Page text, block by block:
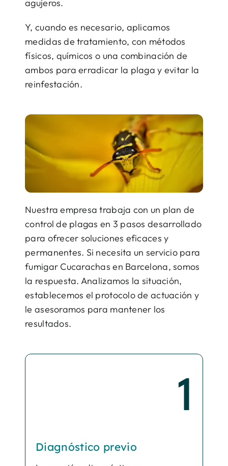
agujeros.
Y, cuando es necesario, aplicamos
medidas de tratamiento, con métodos
físicos, químicos o una combinación de
ambos para erradicar la plaga y evitar la
reinfestación.
Nuestra empresa trabaja con un plan de
control de plagas en 3 pasos desarrollado
para ofrecer soluciones eficaces y
permanentes. Si necesita un servicio para
fumigar Cucarachas en Barcelona, somos
la respuesta. Analizamos la situación,
establecemos el protocolo de actuación y
le asesoramos para mantener los
resultados.
1
Diagnóstico previo